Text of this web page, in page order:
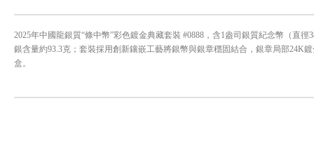
2025年中國龍銀質“條中幣”彩色鍍金典藏套裝 #0888，含1盎司銀質紀念幣（直
銀含量約93.3克；套裝採用創新鑲嵌工藝將銀幣與銀章穩固結合，銀章局部24K
盒。